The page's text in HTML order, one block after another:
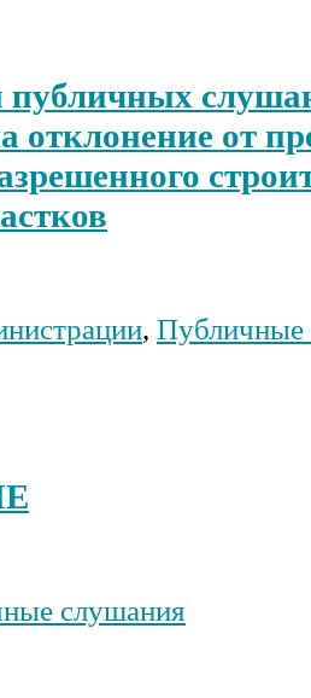
публичных
отклонение от
, Публичные
слушания